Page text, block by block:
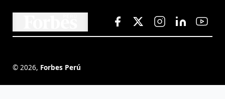
© 2026, Forbes Perú